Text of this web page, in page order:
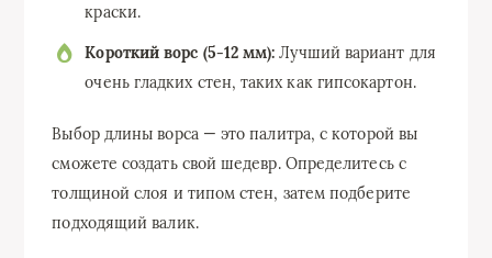
краски.
Короткий ворс (5-12 мм): Лучший вариант для
очень гладких стен, таких как гипсокартон.
Выбор длины ворса — это палитра, с которой вы
сможете создать свой шедевр. Определитесь с
толщиной слоя и типом стен, затем подберите
подходящий валик.